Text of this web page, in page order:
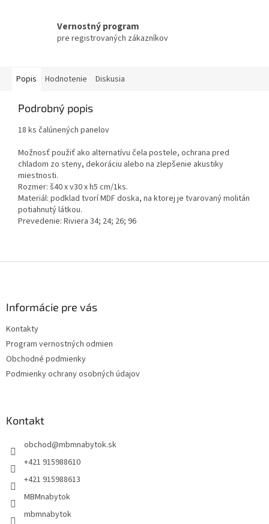
Vernostný program
pre registrovaných zákazníkov
Popis Hodnotenie Diskusia
Podrobný popis
18 ks čalúnených panelov
Možnosť použiť ako alternatívu čela postele, ochrana pred
chladom zo steny, dekoráciu alebo na zlepšenie akustiky
miestnosti.
Rozmer: š40 x v30 x h5 cm/1ks.
Materiál: podklad tvorí MDF doska, na ktorej je tvarovaný molitán
potiahnutý látkou.
Prevedenie: Riviera 34; 24; 26; 96
Informácie pre vás
Kontakty
Program vernostných odmien
Obchodné podmienky
Podmienky ochrany osobných údajov
Kontakt
obchod@mbmnabytok.sk
+421 915988610
+421 915988613
MBMnabytok
mbmnabytok